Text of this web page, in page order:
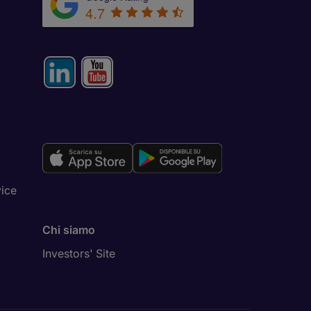
4.7
Chi siamo
Investors' Site